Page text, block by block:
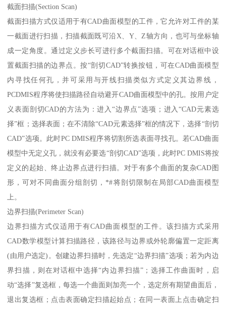
截面扫描(Section Scan)
截面扫描方式仅适用于有CAD曲面模型的工件，它允许对工件的某
一截面进行扫描，扫描截面既可沿X、Y、Z轴方向，也可与坐标轴
成一定角度。通过定义步长可进行多个截面扫描。可在对话框中设
置截面扫描的边界点。按“剖切CAD”转换按钮，可在CAD曲面模型
内寻找任何孔，并可采用与开线扫描类似方式定义其边界线，
PCDMIS程序将使扫描路径自动避开CAD曲面模型中的孔。按用户定
义表面剖切CAD的方法为：进入“边界点”选项；进入“CAD元素选
择”框；选择表面；在不清除“CAD元素选择”框的情况下，选择“剖切
CAD”选项。此时PC DMIS程序将切割所选表面寻找孔。若CAD曲面
模型中无定义孔，就没有必要选“剖切CAD”选项，此时PC DMIS将按
定义的起始、终止边界点进行扫描。对于有多个曲面的复杂CAD图
形，可对不同曲面分组剖切，*#将剖切限制在局部CAD曲面模型
上。
边界扫描(Perimeter Scan)
边界扫描方式仅适用于有CAD曲面模型的工件。该扫描方式采用
CAD数学模型计算扫描路径，该路径与边界或外轮廓偏置一定距离
(由用户选定)。创建边界扫描时，先选定“边界扫描”选项；若为内边
界扫描，则在对话框中选择“内边界扫描”；选择工作曲面时，启
动“选择”复选框，每选一个曲面则加亮一个，选定所有期望曲面后，
退出复选框；点击表面确定扫描起始点；在同一表面上点击确定扫